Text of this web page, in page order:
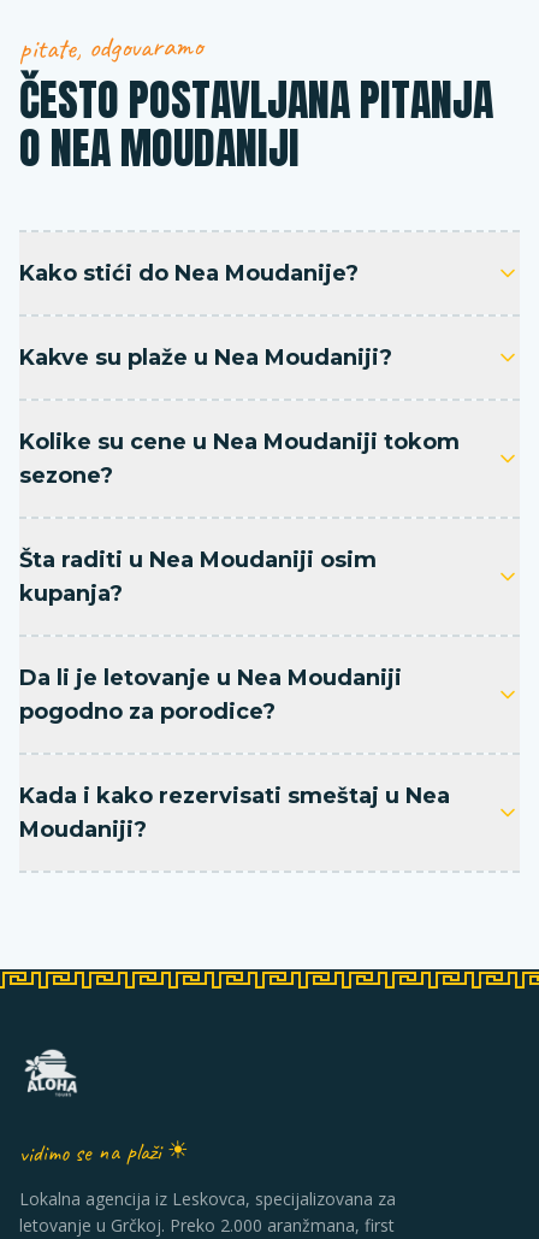
pitate, odgovaramo
ČESTO POSTAVLJANA PITANJA
O NEA MOUDANIJI
Kako stići do Nea Moudanije?
Kakve su plaže u Nea Moudaniji?
Kolike su cene u Nea Moudaniji tokom
sezone?
Šta raditi u Nea Moudaniji osim
kupanja?
Da li je letovanje u Nea Moudaniji
pogodno za porodice?
Kada i kako rezervisati smeštaj u Nea
Moudaniji?
vidimo se na plaži ☀
Lokalna agencija iz Leskovca, specijalizovana za
letovanje u Grčkoj. Preko 2.000 aranžmana, first